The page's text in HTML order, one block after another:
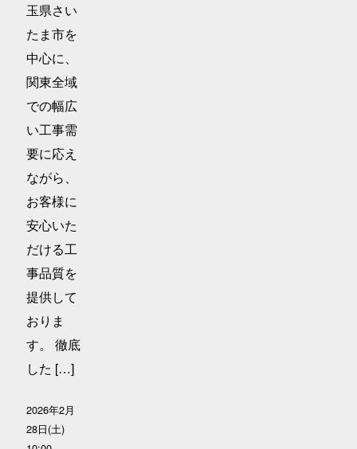
玉県さい
たま市を
中心に、
関東全域
での幅広
い工事需
要に応え
ながら、
お客様に
安心いた
だける工
事品質を
提供して
おりま
す。 徹底
した […]
2026年2月
28日(土)